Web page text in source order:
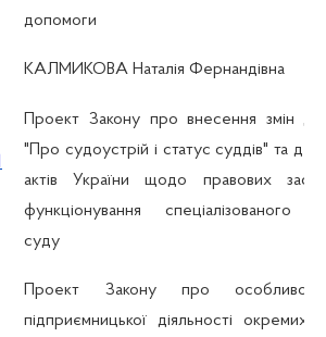
допомоги
КАЛМИКОВА Наталія Фернандівна
Проект Закону про внесення змін до
"Про судоустрій і статус суддів" та
актів України щодо правових
функціонування спеціалізованого
суду
Проект Закону про
підприємницької діяльності окремих